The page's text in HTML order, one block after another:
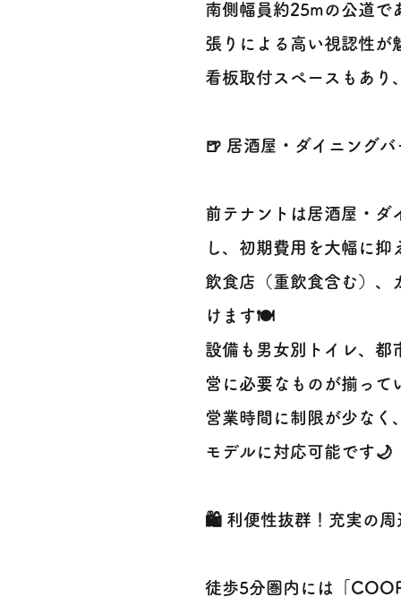
南側幅員約25mの公道で
張りによる高い視認性が
看板取付スペースもあり
🍺 居酒屋・ダイニング
前テナントは居酒屋・ダ
し、初期費用を大幅に抑
飲食店（重飲食含む）、
けます🍽️
設備も男女別トイレ、都
営に必要なものが揃って
営業時間に制限が少なく
モデルに対応可能です🌙
🛍️ 利便性抜群！充実の
徒歩5分圏内には「